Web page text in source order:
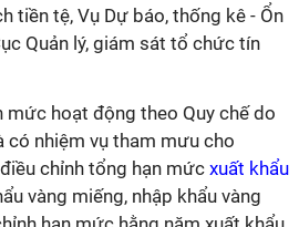
tiền tệ, Vụ Dự báo, thống kê - Ổn
Quản lý, giám sát tổ chức tín
mức hoạt động theo Quy chế do
có nhiệm vụ tham mưu cho
chỉnh tổng hạn mức xuất khẩu
vàng miếng, nhập khẩu vàng